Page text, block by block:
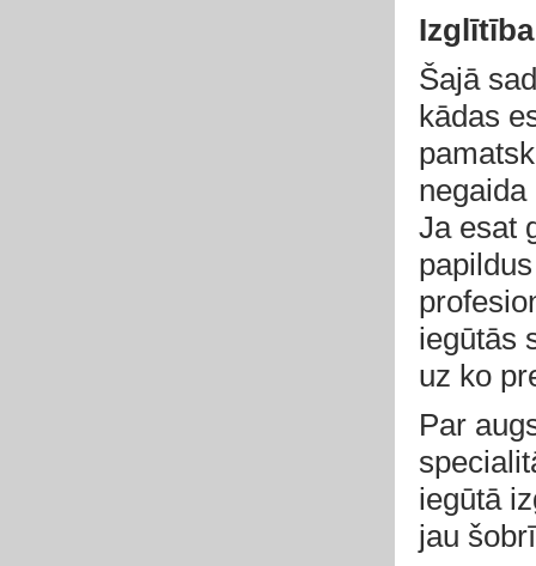
Izglītība
Šajā
kādas
Ja esat
iegūtās
uz ko
Par
iegūtā
jau